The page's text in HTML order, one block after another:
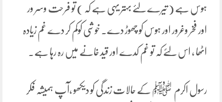
ہوس ہے ( تیرے لئے بہتر یہی ہے کہ ) تو فرحت وسر ور
اور فخر وغرور اور ہوس کو چھوڑ دے۔ خوشی کوکم کر دے غم زیادہ
اٹھا ، اس لئے کہ تو غم کدے اور قید خانے میں رہ رہا ہے۔
رسول اکرم ﷺ کے حالات زندگی کو دیکھو ،آپ ہمیشہ فکر